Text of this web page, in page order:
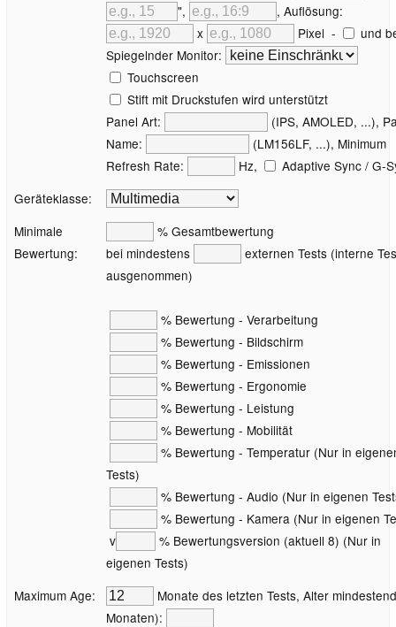
",
, Auflösung:
x
Pixel -
und
Spiegelnder Monitor:
Touchscreen
Stift mit Druckstufen wird unterstützt
Panel Art:
(IPS, AMOLED, ...),
Name:
(LM156LF, ...), Minimum
Refresh Rate:
Hz,
Adaptive Sync / G-
Geräteklasse:
Minimale
Bewertung:
% Gesamtbewertung
bei mindestens
externen Tests (interne
ausgenommen)
% Bewertung - Verarbeitung
% Bewertung - Bildschirm
% Bewertung - Emissionen
% Bewertung - Ergonomie
% Bewertung - Leistung
% Bewertung - Mobilität
% Bewertung - Temperatur (Nur in
Tests)
% Bewertung - Audio (Nur in eigenen
% Bewertung - Kamera (Nur in eigenen
v
% Bewertungsversion (aktuell 8) (Nur in
eigenen Tests)
Maximum Age:
Monate des letzten Tests, Alter
Monaten):